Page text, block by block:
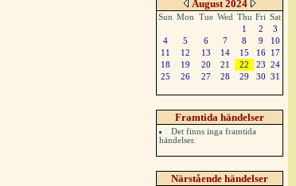
August 2024
Sun Mon Tue Wed Thu Fri Sat
1
2
3
4
5 6 7 8 9
10
11
12 13 14 15 16
17
18
19 20 21 22 23 24
25
26 27 28 29 30 31
Framtida händelser
Det finns inga framtida
händelser.
Närstående händelser